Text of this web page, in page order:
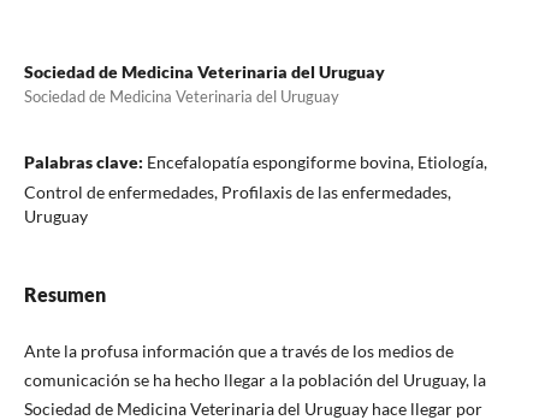
Sociedad de Medicina Veterinaria del Uruguay
Sociedad de Medicina Veterinaria del Uruguay
Palabras clave: Encefalopatía espongiforme bovina, Etiología,
Control de enfermedades, Profilaxis de las enfermedades,
Uruguay
Resumen
Ante la profusa información que a través de los medios de
comunicación se ha hecho llegar a la población del Uruguay, la
Sociedad de Medicina Veterinaria del Uruguay hace llegar por